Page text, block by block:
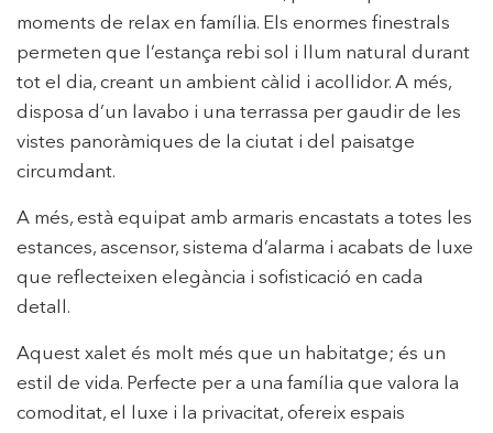
moments de relax en família. Els enormes finestrals
permeten que l’estança rebi sol i llum natural durant
tot el dia, creant un ambient càlid i acollidor. A més,
disposa d’un lavabo i una terrassa per gaudir de les
vistes panoràmiques de la ciutat i del paisatge
circumdant.
A més, està equipat amb armaris encastats a totes les
estances, ascensor, sistema d’alarma i acabats de luxe
que reflecteixen elegància i sofisticació en cada
detall.
Aquest xalet és molt més que un habitatge; és un
estil de vida. Perfecte per a una família que valora la
comoditat, el luxe i la privacitat, ofereix espais